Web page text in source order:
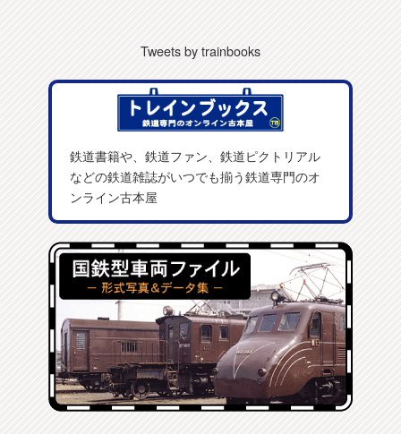
Tweets by trainbooks
鉄道書籍や、鉄道ファン、鉄道ピクトリアル
などの鉄道雑誌がいつでも揃う鉄道専門のオ
ンライン古本屋